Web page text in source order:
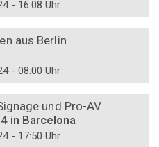
- 16:08 Uhr
aus Berlin
- 08:00 Uhr
und Pro-AV
in Barcelona
- 17:50 Uhr